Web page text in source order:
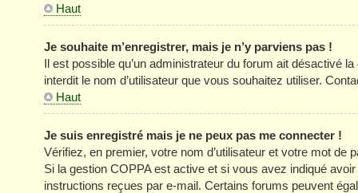
Haut
Je souhaite m’enregistrer, mais je n’y parviens pas !
Il est possible qu’un administrateur du forum ait désactivé
interdit le nom d’utilisateur que vous souhaitez utiliser.
Haut
Je suis enregistré mais je ne peux pas me connecter !
Vérifiez, en premier, votre nom d’utilisateur et votre mot de
Si la gestion COPPA est active et si vous avez indiqué
instructions reçues par e-mail. Certains forums peuvent